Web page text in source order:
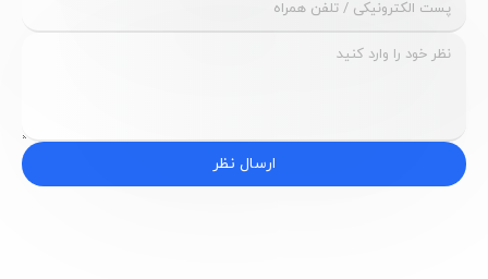
ارسال نظر